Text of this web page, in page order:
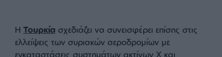
Η Τουρκία φαίνεται να προετοιμάζεται για
δυναμική εμπλοκή στην ανοικοδόμηση της
Συρίας μετά την πτώση του καθεστώτος Άσαντ,